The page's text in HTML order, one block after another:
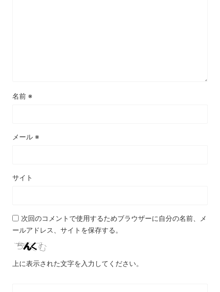
名前 ※
メール ※
サイト
次回のコメントで使用するためブラウザーに自分の名前、メ
ールアドレス、サイトを保存する。
上に表示された文字を入力してください。